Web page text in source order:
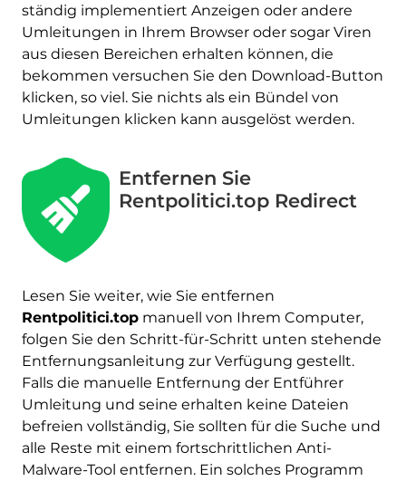
ständig implementiert Anzeigen oder andere
Umleitungen in Ihrem Browser oder sogar Viren
aus diesen Bereichen erhalten können, die
bekommen versuchen Sie den Download-Button
klicken, so viel. Sie nichts als ein Bündel von
Umleitungen klicken kann ausgelöst werden.
Entfernen Sie
Rentpolitici.top Redirect
Lesen Sie weiter, wie Sie entfernen
Rentpolitici.topmanuell von Ihrem Computer,
folgen Sie den Schritt-für-Schritt unten stehende
Entfernungsanleitung zur Verfügung gestellt.
Falls die manuelle Entfernung der Entführer
Umleitung und seine erhalten keine Dateien
befreien vollständig, Sie sollten für die Suche und
alle Reste mit einem fortschrittlichen Anti-
Malware-Tool entfernen. Ein solches Programm